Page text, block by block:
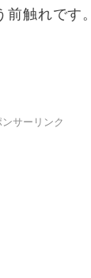
触れです。
ンサーリンク